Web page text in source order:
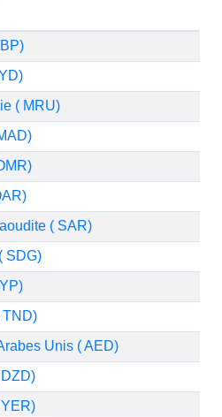
( MRU)
( SAR)
SDG)
Unis ( AED)